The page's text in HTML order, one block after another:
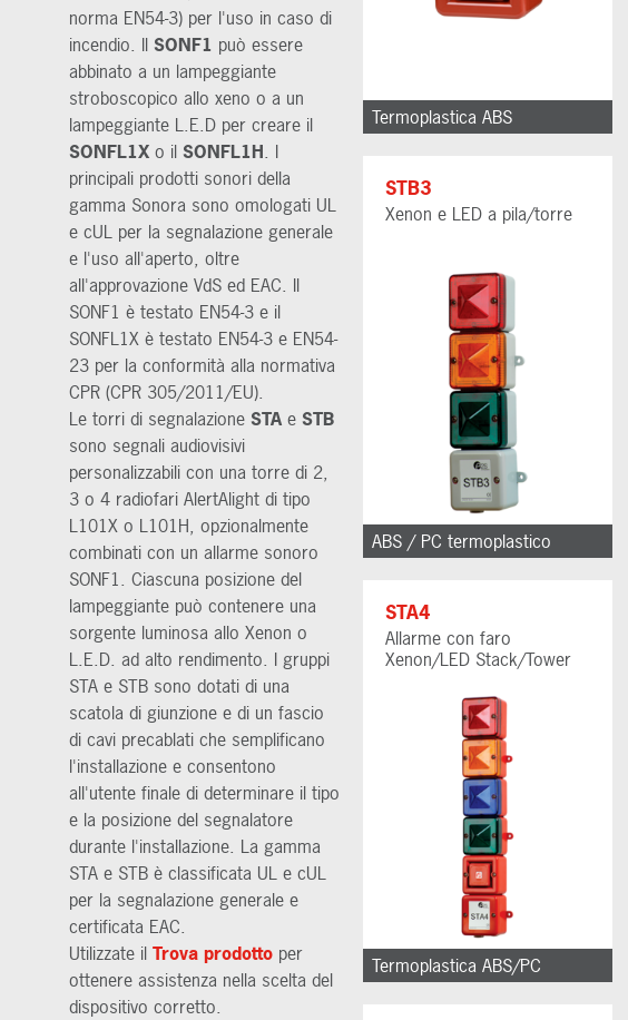
Termoplastica ABS
STB3
Xenon e LED a pila/torre
ABS / PC termoplastico
STA4
Allarme con faro
Xenon/LED Stack/Tower
Termoplastica ABS/PC
norma EN54-3) per l'uso in caso di
incendio. Il SONF1 può essere
abbinato a un lampeggiante
stroboscopico allo xeno o a un
lampeggiante L.E.D per creare il
SONFL1X o il SONFL1H. I
principali prodotti sonori della
gamma Sonora sono omologati UL
e cUL per la segnalazione generale
e l'uso all'aperto, oltre
all'approvazione VdS ed EAC. Il
SONF1 è testato EN54-3 e il
SONFL1X è testato EN54-3 e EN54-
23 per la conformità alla normativa
CPR (CPR 305/2011/EU).
Le torri di segnalazione STA e STB
sono segnali audiovisivi
personalizzabili con una torre di 2,
3 o 4 radiofari AlertAlight di tipo
L101X o L101H, opzionalmente
combinati con un allarme sonoro
SONF1. Ciascuna posizione del
lampeggiante può contenere una
sorgente luminosa allo Xenon o
L.E.D. ad alto rendimento. I gruppi
STA e STB sono dotati di una
scatola di giunzione e di un fascio
di cavi precablati che semplificano
l'installazione e consentono
all'utente finale di determinare il tipo
e la posizione del segnalatore
durante l'installazione. La gamma
STA e STB è classificata UL e cUL
per la segnalazione generale e
certificata EAC.
Utilizzate il Trova prodotto per
ottenere assistenza nella scelta del
dispositivo corretto.